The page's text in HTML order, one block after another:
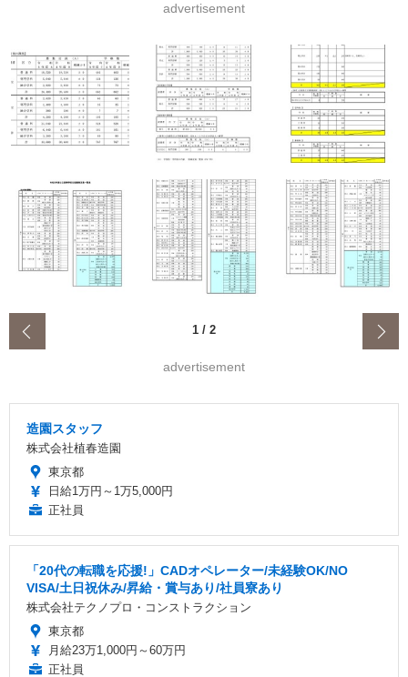
advertisement
1 / 2
advertisement
造園スタッフ
株式会社植春造園
東京都
日給1万円～1万5,000円
正社員
「20代の転職を応援!」CADオペレーター/未経験OK/NO
VISA/土日祝休み/昇給・賞与あり/社員寮あり
株式会社テクノプロ・コンストラクション
東京都
月給23万1,000円～60万円
正社員